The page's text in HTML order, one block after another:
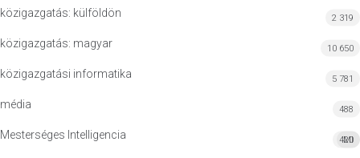
közigazgatás: külföldön 2 319
közigazgatás: magyar 10 650
közigazgatási informatika 5 781
média 488
Mesterséges Intelligencia MI
420